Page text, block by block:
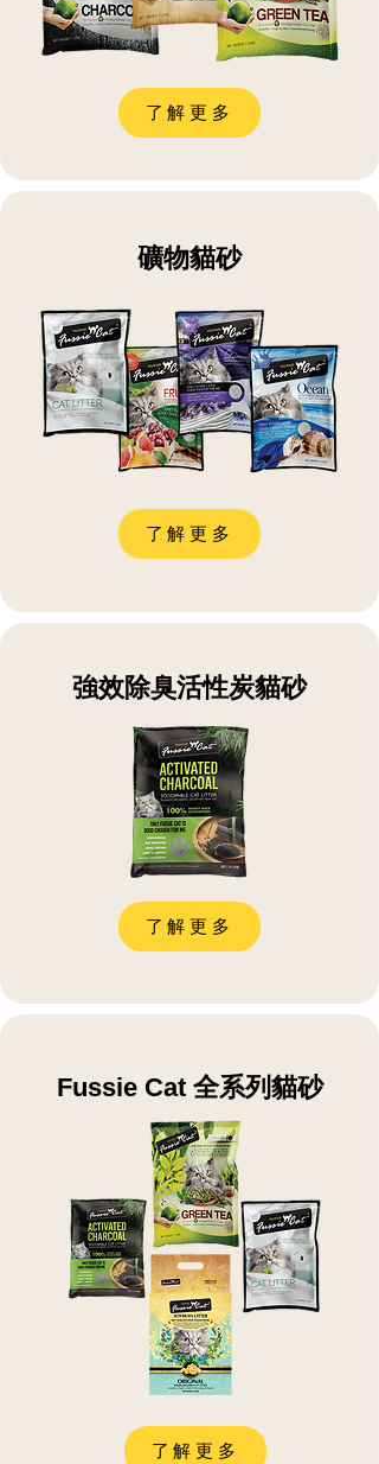
了解更多
礦物貓砂
了解更多
強效除臭活性炭貓砂
了解更多
Fussie Cat 全系列貓砂
了解更多